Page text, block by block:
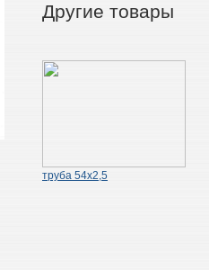
Другие товары
труба 54х2,5